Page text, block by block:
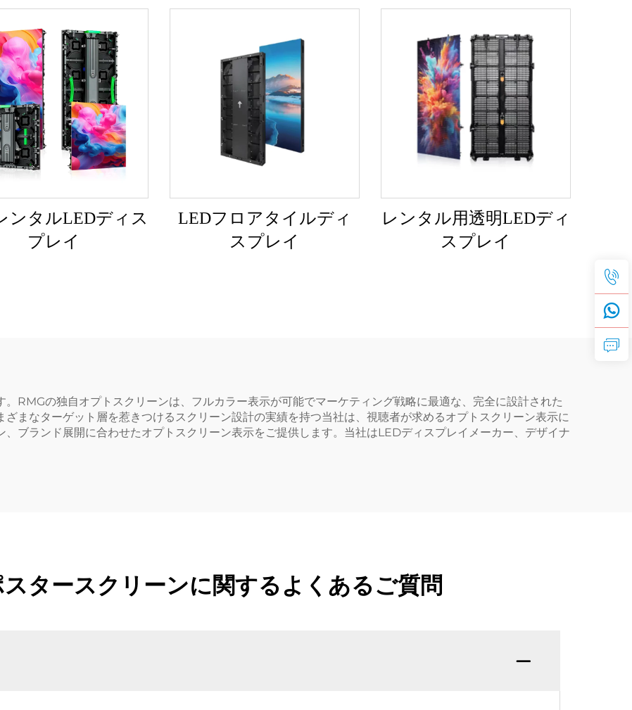
ンタルLEDディス
プレイ
LEDフロアタイルディ
スプレイ
レンタル用透明LEDディ
スプレイ
RMGの独自オプトスクリーンは、フルカラー表示が可能でマーケティング戦略に最適な、完全に設計された
まなターゲット層を惹きつけるスクリーン設計の実績を持つ当社は、視聴者が求めるオプトスクリーン表示に
ブランド展開に合わせたオプトスクリーン表示をご提供します。当社はLEDディスプレイメーカー、デザイナ
タースクリーンに関するよくあるご質問